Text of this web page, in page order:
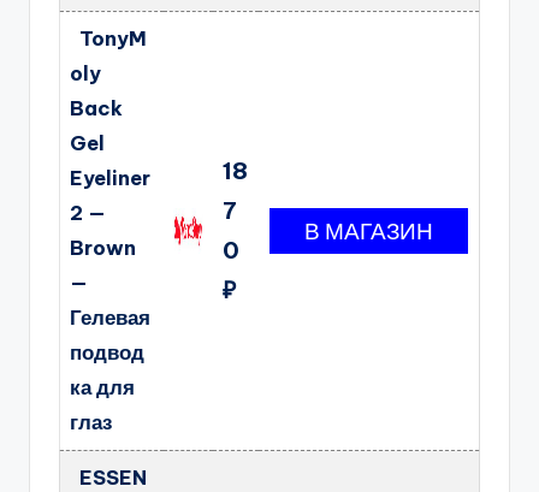
TonyM
oly
Back
Gel
Eyeliner
2 —
Brown
—
Гелевая
подвод
ка для
глаз
18
7
0
₽
ESSEN